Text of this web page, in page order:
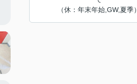
（休：年末年始,GW,夏季）